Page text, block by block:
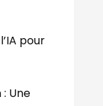
pour
Une